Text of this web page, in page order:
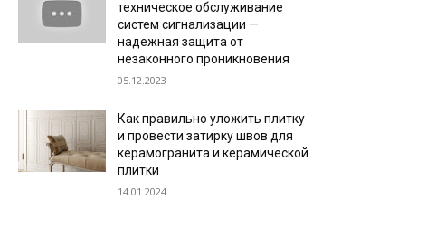
техническое обслуживание
систем сигнализации —
надежная защита от
незаконного проникновения
05.12.2023
Как правильно уложить плитку
и провести затирку швов для
керамогранита и керамической
плитки
14.01.2024